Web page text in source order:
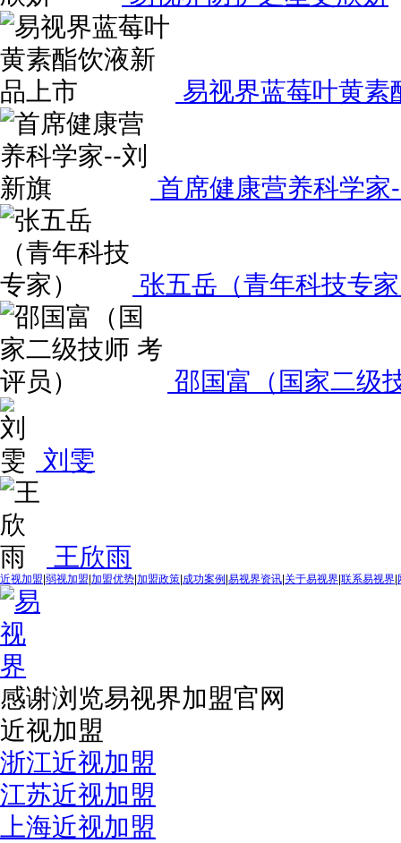
易视界蓝莓叶黄素
首席健康营养科学家
张五岳（青年科技专
邵国富（国家二级
刘雯
王欣雨
近视加盟 弱视加盟 加盟优势 加盟政策 成功案例 易视界资讯 关于易视界 联系易视界
感谢浏览易视界加盟官网
近视加盟
浙江近视加盟
江苏近视加盟
上海近视加盟